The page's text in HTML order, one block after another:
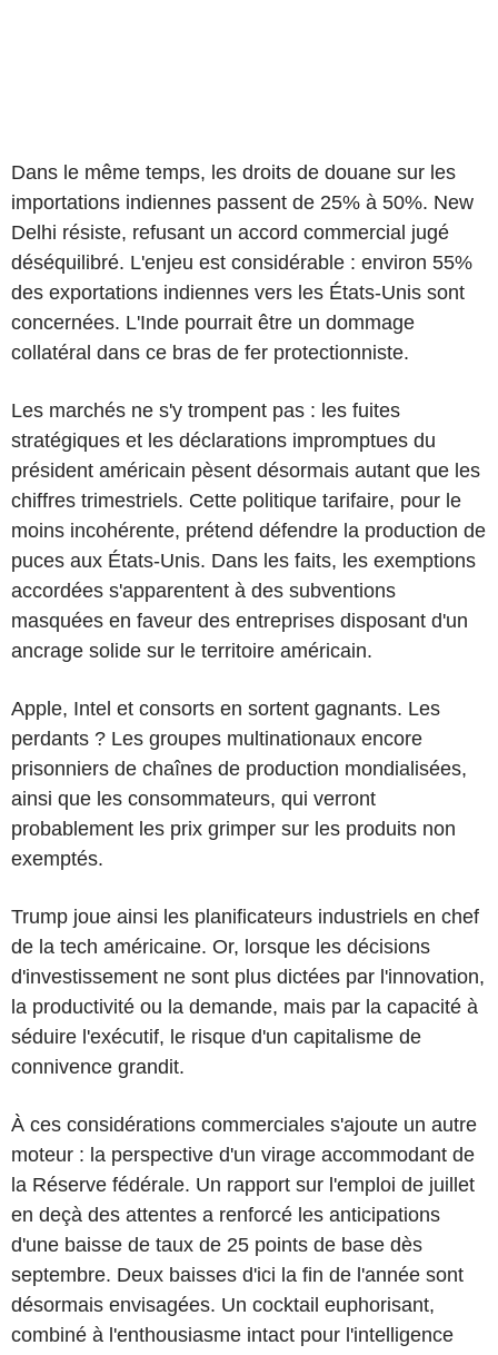
Dans le même temps, les droits de douane sur les
importations indiennes passent de 25% à 50%. New
Delhi résiste, refusant un accord commercial jugé
déséquilibré. L'enjeu est considérable : environ 55%
des exportations indiennes vers les États-Unis sont
concernées. L'Inde pourrait être un dommage
collatéral dans ce bras de fer protectionniste.
Les marchés ne s'y trompent pas : les fuites
stratégiques et les déclarations impromptues du
président américain pèsent désormais autant que les
chiffres trimestriels. Cette politique tarifaire, pour le
moins incohérente, prétend défendre la production de
puces aux États-Unis. Dans les faits, les exemptions
accordées s'apparentent à des subventions
masquées en faveur des entreprises disposant d'un
ancrage solide sur le territoire américain.
Apple, Intel et consorts en sortent gagnants. Les
perdants ? Les groupes multinationaux encore
prisonniers de chaînes de production mondialisées,
ainsi que les consommateurs, qui verront
probablement les prix grimper sur les produits non
exemptés.
Trump joue ainsi les planificateurs industriels en chef
de la tech américaine. Or, lorsque les décisions
d'investissement ne sont plus dictées par l'innovation,
la productivité ou la demande, mais par la capacité à
séduire l'exécutif, le risque d'un capitalisme de
connivence grandit.
À ces considérations commerciales s'ajoute un autre
moteur : la perspective d'un virage accommodant de
la Réserve fédérale. Un rapport sur l'emploi de juillet
en deçà des attentes a renforcé les anticipations
d'une baisse de taux de 25 points de base dès
septembre. Deux baisses d'ici la fin de l'année sont
désormais envisagées. Un cocktail euphorisant,
combiné à l'enthousiasme intact pour l'intelligence